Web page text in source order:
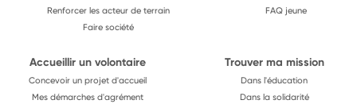
Renforcer les acteur de terrain
Faire société
FAQ jeune
Accueillir un volontaire
Concevoir un projet d'accueil
Mes démarches d'agrément
Trouver ma mission
Dans l'éducation
Dans la solidarité